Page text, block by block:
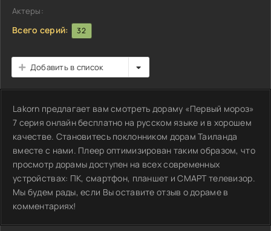
Актеры:
Всего серий: 32
Добавить в список
Lakorn предлагает вам смотреть дораму «Первый мороз»
7 серия онлайн бесплатно на русском языке и в хорошем
качестве. Становитесь поклонником дорам Таиланда
вместе с нами. Плеер оптимизирован таким образом, что
просмотр дорамы доступен на всех современных
устройствах: ПК, смартфон, планшет и СМАРТ телевизор.
Мы будем рады, если Вы оставите отзыв о дораме в
комментариях!